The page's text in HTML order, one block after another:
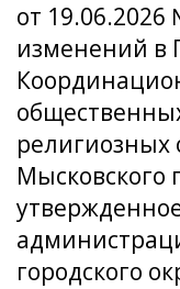
от
изменений в
Мысковского
городского